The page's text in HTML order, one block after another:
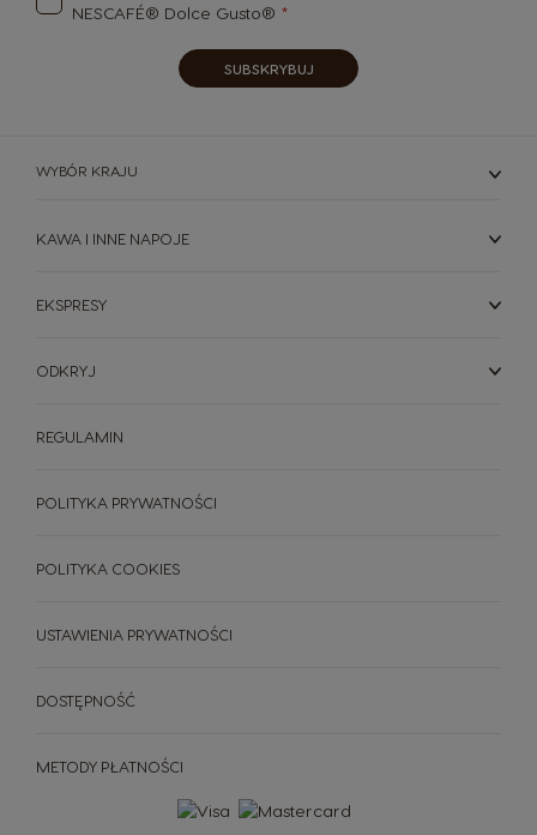
NESCAFÉ® Dolce Gusto®
SUBSKRYBUJ
WYBÓR KRAJU
KAWA I INNE NAPOJE
EKSPRESY
ODKRYJ
METODY PŁATNOŚCI
REGULAMIN
POLITYKA PRYWATNOŚCI
POLITYKA COOKIES
USTAWIENIA PRYWATNOŚCI
DOSTĘPNOŚĆ